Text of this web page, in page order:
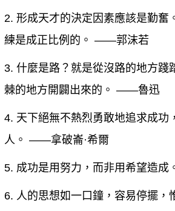
2. 形成天才的決定因素應該是勤
練是成正比例的。 ——郭沫若
3. 什麼是路？就是從沒路的地方踐
棘的地方開闢出來的。 ——魯迅
4. 天下絕無不熱烈勇敢地追求成功
人。 ——拿破崙·希爾
5. 成功是用努力，而非用希望造
6. 人的思想如一口鐘，容易停擺，